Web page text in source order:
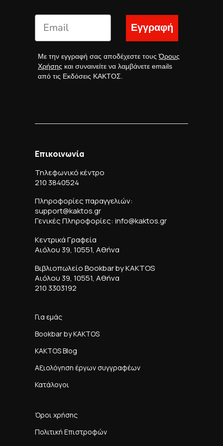
Εγγραφή
Με την εγγραφή σας αποδέχεστε τουςΌρους
Χρήσης και συναινείτε να λαμβάνετε emails
από τις Εκδόσεις ΚΑΚΤΟΣ.
Επικοινωνία
Τηλεφωνικό κέντρο
210 3840524
Πληροφορίες παραγγελιών:
support@kaktos.gr
Γενικές Πληροφορίες: info@kaktos.gr
Κεντρικά Γραφεία
Αιόλου 39, 10551, Αθήνα
Βιβλιοπωλείο Bookbar by KAKTOS
Αιόλου 39, 10551, Αθήνα
210 3303192
Για εμάς
Bookbar by KAKTOS
KAKTOS Blog
Αξιολόγηση έργων συγγραφέων
Κατάλογοι
Όροι χρήσης
Πολιτική Επιστροφών